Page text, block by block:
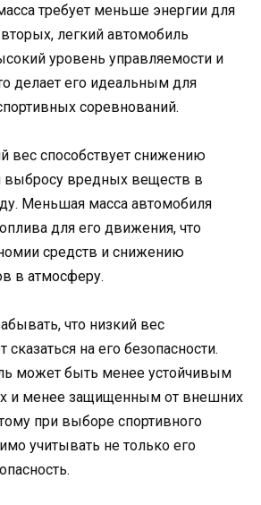
требует меньше энергии для
легкий автомобиль
уровень управляемости и
делает его идеальным для
соревнований.
вес способствует снижению
выбросу вредных веществ в
Меньшая масса автомобиля
для его движения, что
средств и снижению
в атмосферу.
что низкий вес
на его безопасности.
может быть менее устойчивым
и менее защищенным от внешних
при выборе спортивного
учитывать не только его